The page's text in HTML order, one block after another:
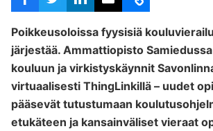
Poikkeusoloissa fyysisiä
järjestää. Ammattiopisto
kouluun ja virkistyskäynnit
virtuaalisesti ThingLinkillä – uudet
pääsevät tutustumaan
etukäteen ja kansainväliset vieraat